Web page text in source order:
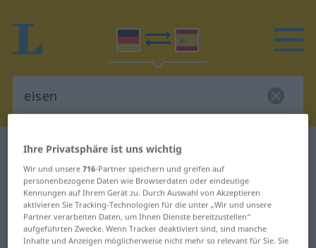
Deutsch-Spanisch Wörterbuch
Deutsch-Spanisch Übersetzung für
"eisen"
"eisen" Spanisch Übersetzung
Ihre Privatsphäre ist uns wichtig
Wir und unsere716-Partner speichern und greifen auf
personenbezogene Daten wie Browserdaten oder eindeutige
Kennungen auf Ihrem Gerät zu. Durch Auswahl von Akzeptieren
aktivieren Sie Tracking-Technologien für die unter „Wir und unsere
Partner verarbeiten Daten, um Ihnen Dienste bereitzustellen“
aufgeführten Zwecke. Wenn Tracker deaktiviert sind, sind manche
Inhalte und Anzeigen möglicherweise nicht mehr so relevant für Sie. Sie